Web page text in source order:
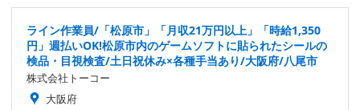
ライン作業員/「松原市」「月収21万円以上」「時給1,350
円」週払いOK!松原市内のゲームソフトに貼られたシールの
検品・目視検査/土日祝休み×各種手当あり/大阪府/八尾市
株式会社トーコー
大阪府